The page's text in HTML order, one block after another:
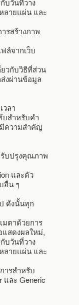
บวันที่วาง
ลายแผ่น และ
รสร้างภาพ
ล์จากเว็บ
ยวกับวิธีที่ส่วน
งผ่านข้อมูล
ลา
บสำหรับคำ
ความสำคัญ
รับปรุงคุณภาพ
และตัว
อื่น ๆ
ดังนั้นทุก
มตาด้วยการ
สดงผลใหม่,
บวันที่วาง
ลายแผ่น และ
ารสำหรับ
และ Generic